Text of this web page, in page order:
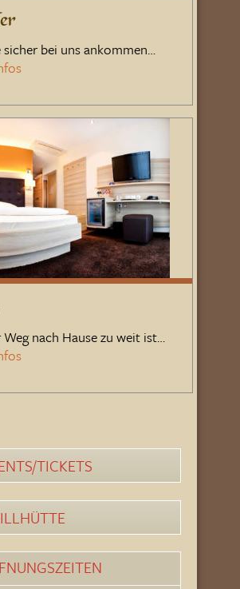
sicher bei uns ankommen…
nach Hause zu weit ist…
TICKETS